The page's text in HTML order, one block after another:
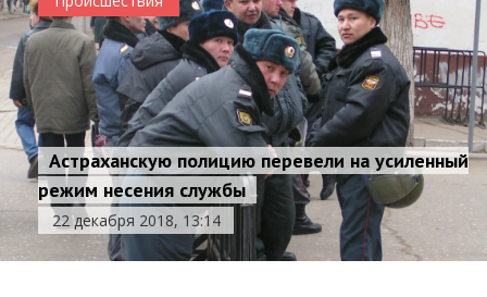
Астраханскую полицию перевели на усиленный
режим несения службы
22 декабря 2018, 13:14